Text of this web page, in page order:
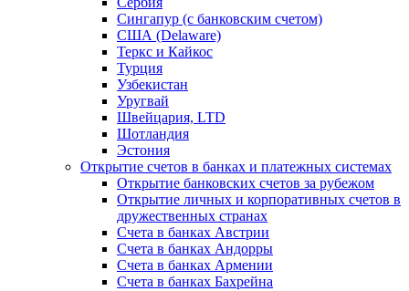
Сингапур (c банковским счетом)
США (Delaware)
Теркс и Кайкос
Турция
Узбекистан
Уругвай
Швейцария, LTD
Шотландия
Эстония
Открытие счетов в банках и платежных системах
Открытие банковских счетов за рубежом
Открытие личных и корпоративных счетов в
дружественных странах
Счета в банках Австрии
Счета в банках Андорры
Счета в банках Армении
Счета в банках Бахрейна